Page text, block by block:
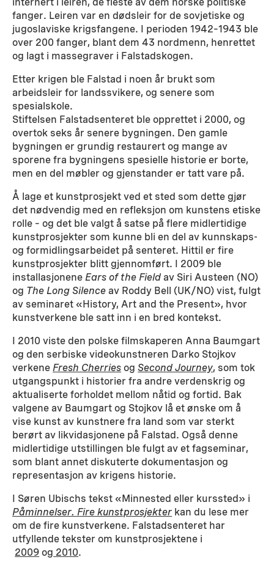
fanger. Leiren var en dødsleir for de sovjetiske og
jugoslaviske krigsfangene. I perioden 1942–1943 ble
over 200 fanger, blant dem 43 nordmenn, henrettet
og lagt i massegraver i Falstadskogen.
Etter krigen ble Falstad i noen år brukt som
arbeidsleir for landssvikere, og senere som
spesialskole.
Stiftelsen Falstadsenteret ble opprettet i 2000, og
overtok seks år senere bygningen. Den gamle
bygningen er grundig restaurert og mange av
sporene fra bygningens spesielle historie er borte,
men en del møbler og gjenstander er tatt vare på.
Å lage et kunstprosjekt ved et sted som dette gjør
det nødvendig med en refleksjon om kunstens etiske
rolle – og det ble valgt å satse på flere midlertidige
kunstprosjekter som kunne bli en del av kunnskaps-
og formidlingsarbeidet på senteret. Hittil er fire
kunstprosjekter blitt gjennomført. I 2009 ble
installasjoneneEars of the Field av Siri Austeen (NO)
og The Long Silence av Roddy Bell (UK/NO) vist, fulgt
av seminaret «History, Art and the Present», hvor
kunstverkene ble satt inn i en bred kontekst.
I 2010 viste den polske filmskaperen Anna Baumgart
og den serbiske videokunstneren Darko Stojkov
verkeneFresh Cherries ogSecond Journey, som tok
utgangspunkt i historier fra andre verdenskrig og
aktualiserte forholdet mellom nåtid og fortid. Bak
valgene av Baumgart og Stojkov lå et ønske om å
vise kunst av kunstnere fra land som var sterkt
berørt av likvidasjonene på Falstad. Også denne
midlertidige utstillingen ble fulgt av et fagseminar,
som blant annet diskuterte dokumentasjon og
representasjon av krigens historie.
I Søren Ubischs tekst «Minnested eller kurssted» i
Påminnelser. Fire kunstprosjekter kan du lese mer
om de fire kunstverkene. Falstadsenteret har
utfyllende tekster om kunstprosjektene i
2009 og 2010.